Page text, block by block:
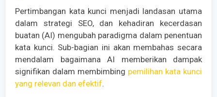
Pertimbangan kata kunci menjadi landasan utama
dalam strategi SEO, dan kehadiran kecerdasan
buatan (AI) mengubah paradigma dalam penentuan
kata kunci. Sub-bagian ini akan membahas secara
mendalam bagaimana AI memberikan dampak
signifikan dalam membimbing pemilihan kata kunci
yang relevan dan efektif.